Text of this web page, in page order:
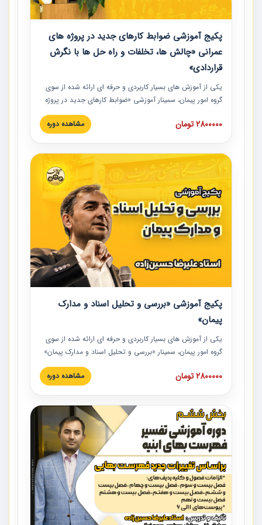
پکیج آموزشی ضوابط کارهای جدید در پروژه های
عمرانی «چالش ها، تخلفات و راه حل ها با نگرش
قراردادی»
یکی از آموزش‏‏‏‏‏‏ های بسیار کاربردی و حرفه‏ ای ارائه شده از سوی
گروه امور پیمان، سمینار آموزشی «ضوابط کارهای جدید در پروژه
های عمرانی» چالش ها، تخلفات و راه حل ها با نگرش قراردادی
است که در محل سندیکای شرکت های ساختمانی کشور ارائه شد.
مدارک پیمان به همراه تجربیات عملی ارائه شده است.
2800000 تومان مشاهده دوره
پکیج آموزشی «بررسی و تحلیل اسناد و مدارک
پیمان»
یکی از آموزش‏‏‏‏‏‏ های بسیار کاربردی و حرفه‏ ای ارائه شده از سوی
گروه امور پیمان، سمینار «بررسی و تحلیل اسناد و مدارک پیمان»
است که در دانشگاه صنعتی شریف ارائه شد. در این آموزش
نکات کلیدی مربوط به اسناد و مدارک پیمان، اولویت بندی اسناد
پیمان به همراه تجربیات عملی در این خصوص ارائه شده است.
2800000 تومان مشاهده دوره